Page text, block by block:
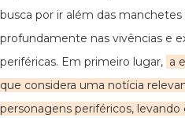
busca por ir além das
profundamente nas vivências e
periféricas. Em primeiro lugar, a
que considera uma notícia
personagens periféricos,